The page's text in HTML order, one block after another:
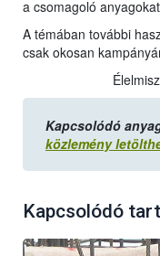
a csomagoló
A témában további
csak okosan
Kapcsolódó
közlemény
Kapcsolódó